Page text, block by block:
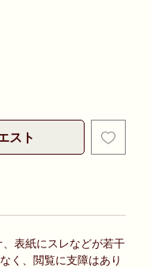
スト
表紙にスレなどが若干
く、閲覧に支障はあり